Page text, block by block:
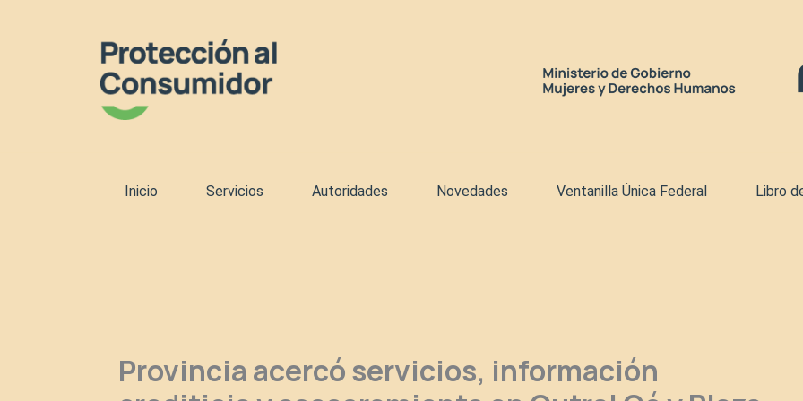
Inicio Servicios Autoridades Novedades Ventanilla Única Federal Libro
Provincia acercó servicios, información